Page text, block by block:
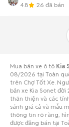
4.8
26 đã bán
Mua bán xe ô tô Kia
08/2026 tại Toàn
trên Chợ Tốt Xe.
bản xe Kia Sonet
thân thiện và các
sánh giá cả và mẫu
thông tin rõ ràng,
được đăng bán tại